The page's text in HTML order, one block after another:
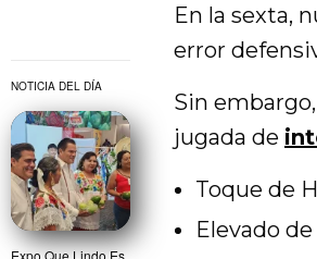
NOTICIA DEL DÍA
Expo Que Lindo Es
En la sexta,
error
Sin
jugada de
Toque de
Elevado